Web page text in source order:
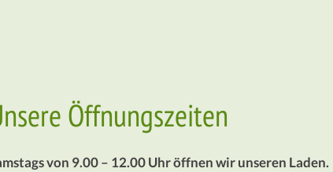
Öffnungszeiten
von 9.00 – 12.00 Uhr öffnen wir unseren Laden.